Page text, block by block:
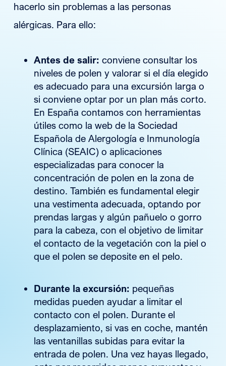
hacerlo sin problemas a las personas
alérgicas. Para ello:
Antes de salir: conviene consultar los
niveles de polen y valorar si el día elegido
es adecuado para una excursión larga o
si conviene optar por un plan más corto.
En España contamos con herramientas
útiles como la web de la Sociedad
Española de Alergología e Inmunología
Clínica (SEAIC) o aplicaciones
especializadas para conocer la
concentración de polen en la zona de
destino. También es fundamental elegir
una vestimenta adecuada, optando por
prendas largas y algún pañuelo o gorro
para la cabeza, con el objetivo de limitar
el contacto de la vegetación con la piel o
que el polen se deposite en el pelo.
Durante la excursión: pequeñas
medidas pueden ayudar a limitar el
contacto con el polen. Durante el
desplazamiento, si vas en coche, mantén
las ventanillas subidas para evitar la
entrada de polen. Una vez hayas llegado,